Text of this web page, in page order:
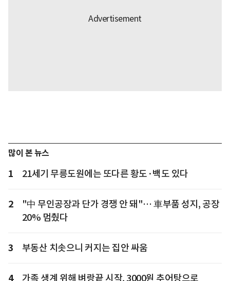
많이 본 뉴스
1 21세기 무릉도원에는 또다른 황도·백도 있다
2
"中 무인공장과 단가 경쟁 안 돼"… 車부품 성지, 공장
20% 멈췄다
3 부동산 치솟으니 커지는 집안 싸움
4
가족 생계 위해 벼랑끝 시작, 3000원 추어탕으로